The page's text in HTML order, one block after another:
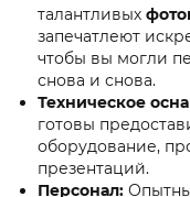
талантливых
запечатлеют
чтобы вы могли
снова и снова.
Техническое
готовы
оборудование,
презентаций.
Персонал: